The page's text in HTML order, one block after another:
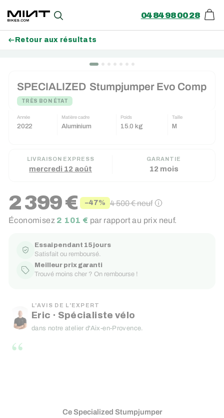
contenu
Recherche 04 84 98 00 28
Retour aux résultats
SPECIALIZED Stumpjumper Evo Comp
TRÈS BON ÉTAT
Année
2022
Matière cadre
Aluminium
Poids
15.0 kg
Taille
M
LIVRAISON EXPRESS
mercredi 12 août
GARANTIE
12 mois
Prix
réduit
2 399 € −47%
Prix
régulier
4 500 €neuf
Économisez 2 101 € par rapport au prix neuf.
Essai pendant 15 jours
Satisfait ou remboursé.
Meilleur prix garanti
Trouvé moins cher ? On rembourse !
L'AVIS DE L'EXPERT
Eric · Spécialiste vélo
dans notre atelier d'Aix-en-Provence.
“
Ce Specialized Stumpjumper